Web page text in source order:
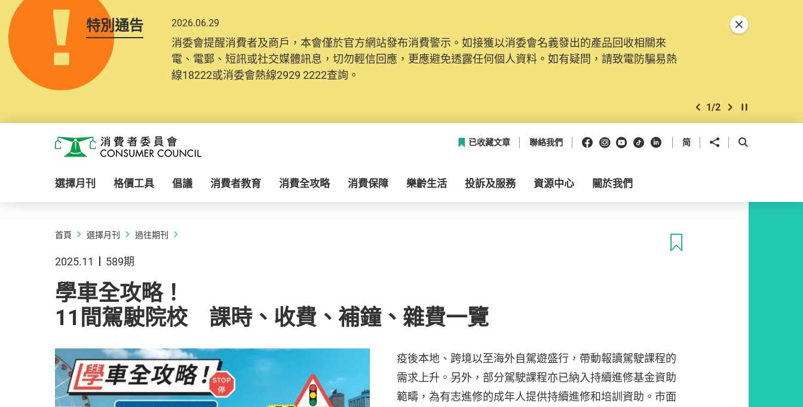
特別通告 2026.06.29
消委會提醒消費者及商戶，本會僅於官方網站發布消費警示。如接獲以消委會名義發出的產品回收相關來
電、電郵、短訊或社交媒體訊息，切勿輕信回應，更應避免透露任何個人資料。如有疑問，請致電防騙易熱
線18222或消委會熱線2929 2222查詢。
上一個
1/2 下一個開始/暫停幻燈
關閉特別通告
消費者委員會
已收藏文章 聯絡我們 Facebook
Instagram
Youtube
抖音領英 简 分享到 開啟搜尋框
選擇月刊 格價工具 倡議 消費者教育 消費全攻略 消費保障 樂齡生活 投訴及服務 資源中心 關於我們
首頁 選擇月刊 過往期刊
2025.11 589期
學車全攻略！
11間駕駛院校 課時、收費、補鐘、雜費一覽
疫後本地、跨境以至海外自駕遊盛行，帶動報讀駕駛課程的
需求上升。另外，部分駕駛課程亦已納入持續進修基金資助
範疇，為有志進修的成年人提供持續進修和培訓資助。市面